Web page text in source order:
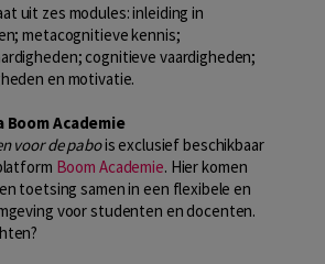
uit zes modules: inleiding in
metacognitieve kennis;
cognitieve vaardigheden;
en motivatie.
Academie
voor de pabois exclusief beschikbaar
Boom Academie. Hier komen
toetsing samen in een flexibele en
voor studenten en docenten.